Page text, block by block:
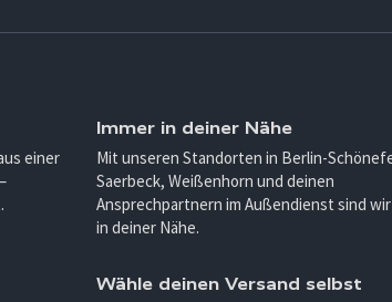
einer
Immer in deiner Nähe
Mit unseren Standorten in Berlin-
Saerbeck, Weißenhorn und deinen
Ansprechpartnern im Außendienst sind
in deiner Nähe.
Wähle deinen Versand selbst